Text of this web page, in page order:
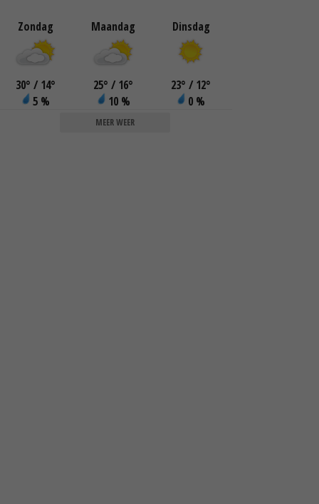
Zondag
30° / 14°
5 %
Maandag
25° / 16°
10 %
Dinsdag
23° / 12°
0 %
MEER WEER